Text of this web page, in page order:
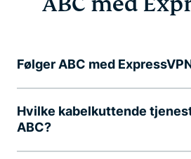
Følger ABC med
Hvilke kabelkuttende
ABC?